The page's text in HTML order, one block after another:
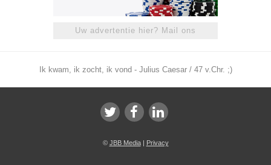
Uw advertentie hier? Mail ons
Ik kwam, ik zocht, ik vond - Julius Caesar / 47 v.Chr. ;)
© JBB Media| Privacy